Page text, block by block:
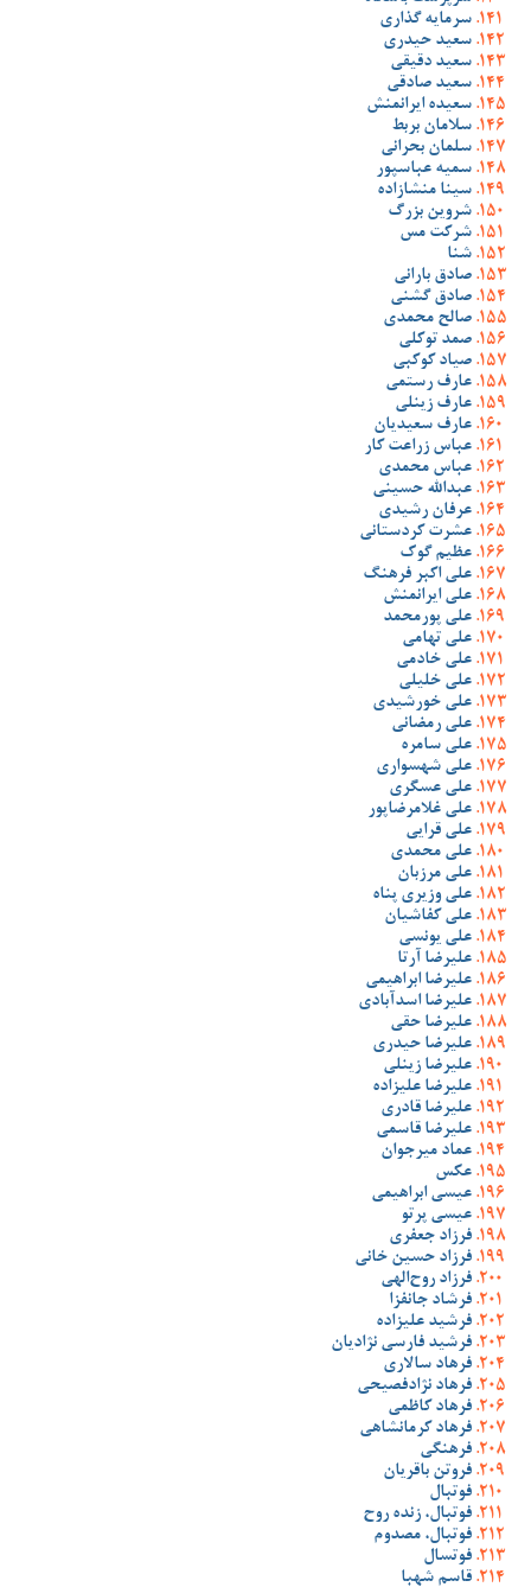
سرمایه گذاری
سعید حیدری
سعید دقیقی
سعید صادقی
سعیده ایرانمنش
سلامان بربط
سلمان بحرانی
سمیه عباسپور
سینا منشازاده
شروین بزرگ
شرکت مس
شنا
صادق بارانی
صادق گشنی
صالح محمدی
صمد توکلی
صیاد کوکبی
عارف رستمی
عارف زینلی
عارف سعیدیان
عباس زراعت کار
عباس محمدی
عبدالله حسینی
عرفان رشیدی
عشرت کردستانی
عظیم گوک
علی اکبر فرهنگ
علی ایرانمنش
علی پورمحمد
علی تهامی
علی خادمی
علی خلیلی
علی خورشیدی
علی رمضانی
علی سامره
علی شهسواری
علی عسگری
علی غلامرضاپور
علی قرایی
علی محمدی
علی مرزبان
علی وزیری پناه
علی کفاشیان
علی یونسی
علیرضا آرتا
علیرضا ابراهیمی
علیرضا اسدآبادی
علیرضا حقی
علیرضا حیدری
علیرضا زینلی
علیرضا علیزاده
علیرضا قادری
علیرضا قاسمی
عماد میرجوان
عکس
عیسی ابراهیمی
عیسی پرتو
فرزاد جعفری
فرزاد حسین خانی
فرزاد روح‌الهی
فرشاد جانفزا
فرشید علیزاده
فرشید فارسی نژادیان
فرهاد سالاری
فرهاد نژادفصیحی
فرهاد کاظمی
فرهاد کرمانشاهی
فرهنگی
فروتن باقریان
فوتبال
فوتبال، زنده روح
فوتبال، مصدوم
فوتسال
قاسم شهبا